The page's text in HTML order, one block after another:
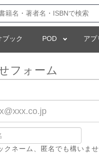
ブック POD アプ
フォーム
クネーム、匿名でも構いませ